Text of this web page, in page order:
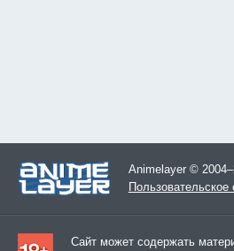
Animelayer ©
Пользовательское
Сайт может содержать